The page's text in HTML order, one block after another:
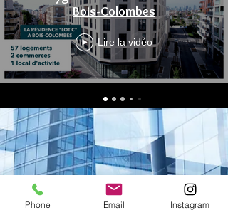
Bois-Colombes
Lire la vidéo
Phone Email Instagram